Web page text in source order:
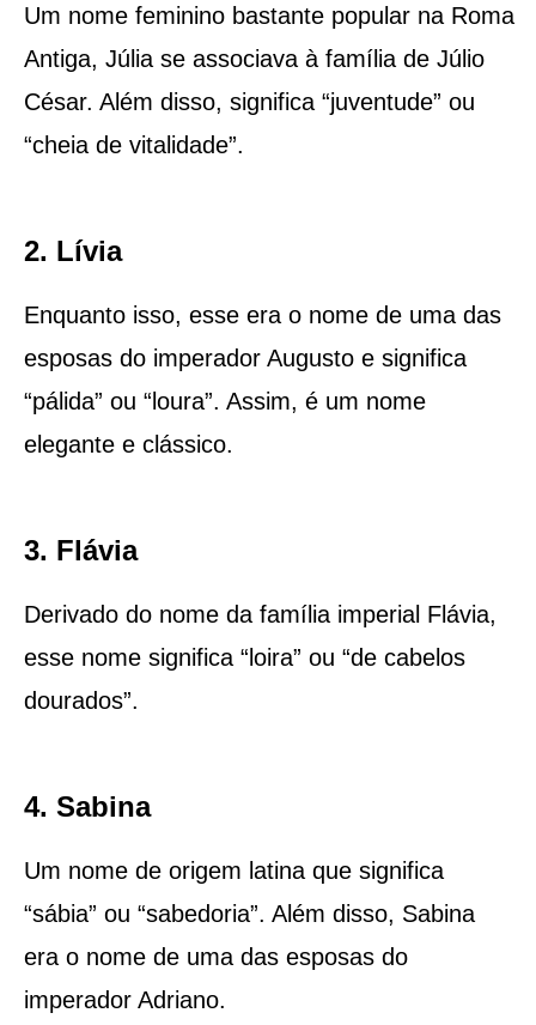
Um nome feminino bastante popular na Roma
Antiga, Júlia se associava à família de Júlio
César. Além disso, significa “juventude” ou
“cheia de vitalidade”.
2. Lívia
Enquanto isso, esse era o nome de uma das
esposas do imperador Augusto e significa
“pálida” ou “loura”. Assim, é um nome
elegante e clássico.
3. Flávia
Derivado do nome da família imperial Flávia,
esse nome significa “loira” ou “de cabelos
dourados”.
4. Sabina
Um nome de origem latina que significa
“sábia” ou “sabedoria”. Além disso, Sabina
era o nome de uma das esposas do
imperador Adriano.